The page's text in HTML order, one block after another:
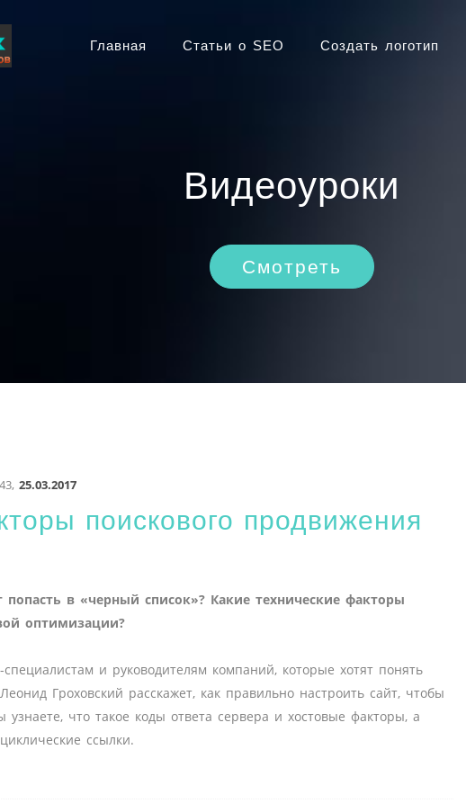
Главная Статьи о SEO Создать логотип
Видеоуроки
Смотреть
25.03.2017
поискового продвижения
в «черный список»? Какие технические факторы
оптимизации?
и руководителям компаний, которые хотят понять
Гроховский расскажет, как правильно настроить сайт, чтобы
узнаете, что такое коды ответа сервера и хостовые факторы, а
ссылки.